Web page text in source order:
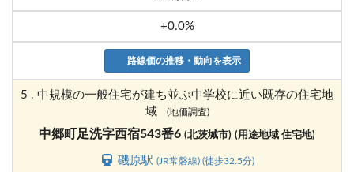
+0.0%
路線価の推移・動向を表示
5 . 中規模の一般住宅が建ち並ぶ中学校に近い既存の住宅地
域
(地価調査)
中郷町足洗字西宿543番6 (北茨城市) (用途地域 住宅地)
磯原駅(JR常磐線) (徒歩32.5分)